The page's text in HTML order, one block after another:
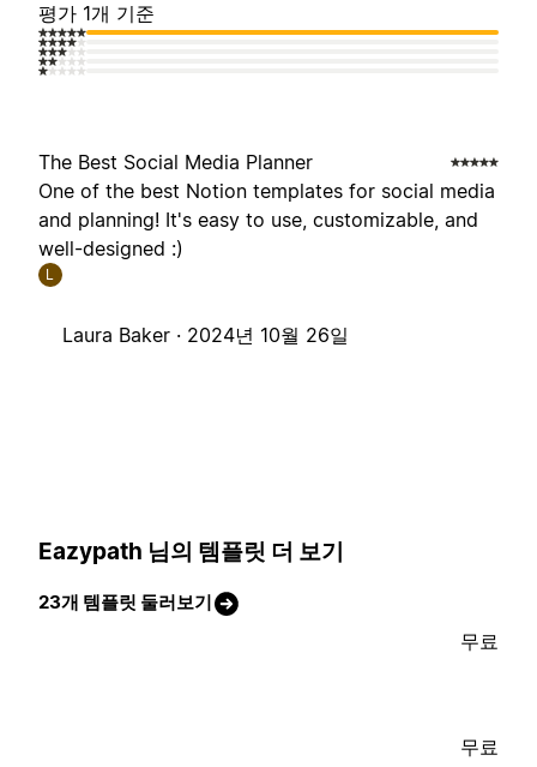
평가 1개 기준
The Best Social Media Planner
One of the best Notion templates for social media
and planning! It's easy to use, customizable, and
well-designed :)
L
Laura Baker · 2024년 10월 26일
Eazypath 님의 템플릿 더 보기
23개 템플릿 둘러보기
무료
무료